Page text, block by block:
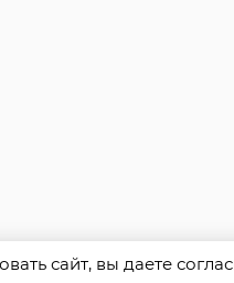
сайт, вы даете